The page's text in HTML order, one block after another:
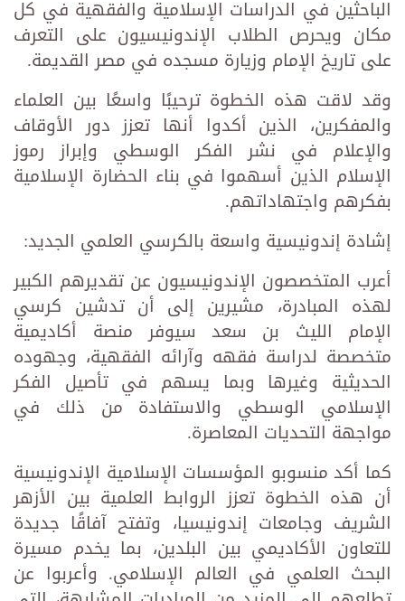
الباحثين في الدراسات الإسلامية والفقهية في كل
مكان ويحرص الطلاب الإندونيسيون على التعرف
على تاريخ الإمام وزيارة مسجده في مصر القديمة.
وقد لاقت هذه الخطوة ترحيبًا واسعًا بين العلماء
والمفكرين، الذين أكدوا أنها تعزز دور الأوقاف
والإعلام في نشر الفكر الوسطي وإبراز رموز
الإسلام الذين أسهموا في بناء الحضارة الإسلامية
بفكرهم واجتهاداتهم.
إشادة إندونيسية واسعة بالكرسي العلمي الجديد:
أعرب المتخصصون الإندونيسيون عن تقديرهم الكبير
لهذه المبادرة، مشيرين إلى أن تدشين كرسي
الإمام الليث بن سعد سيوفر منصة أكاديمية
متخصصة لدراسة فقهه وآرائه الفقهية، وجهوده
الحديثية وغيرها وبما يسهم في تأصيل الفكر
الإسلامي الوسطي والاستفادة من ذلك في
مواجهة التحديات المعاصرة.
كما أكد منسوبو المؤسسات الإسلامية الإندونيسية
أن هذه الخطوة تعزز الروابط العلمية بين الأزهر
الشريف وجامعات إندونيسيا، وتفتح آفاقًا جديدة
للتعاون الأكاديمي بين البلدين، بما يخدم مسيرة
البحث العلمي في العالم الإسلامي. وأعربوا عن